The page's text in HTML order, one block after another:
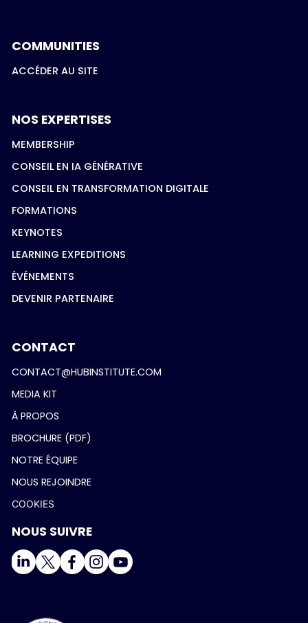
COMMUNITIES
ACCÉDER AU SITE
NOS EXPERTISES
MEMBERSHIP
CONSEIL EN IA GÉNÉRATIVE
CONSEIL EN TRANSFORMATION DIGITALE
FORMATIONS
KEYNOTES
LEARNING EXPEDITIONS
ÉVÉNEMENTS
DEVENIR PARTENAIRE
CONTACT
CONTACT@HUBINSTITUTE.COM
MEDIA KIT
À PROPOS
BROCHURE (PDF)
NOTRE ÉQUIPE
NOUS REJOINDRE
COOKIES
NOUS SUIVRE